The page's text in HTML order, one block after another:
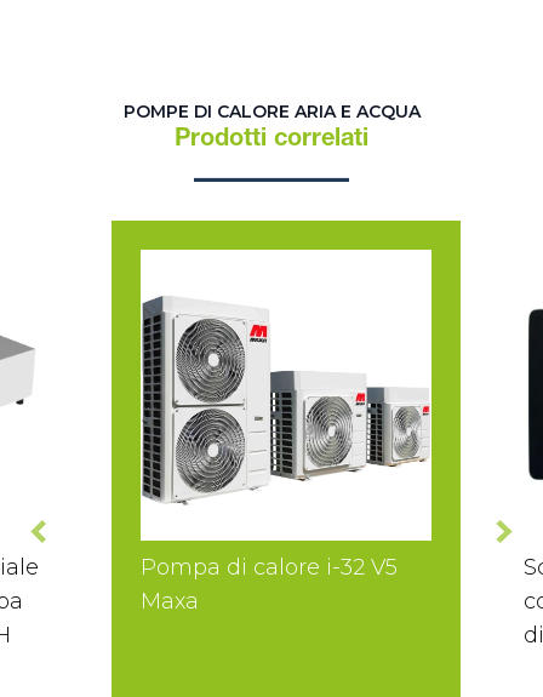
POMPE DI CALORE ARIA E ACQUA
Prodotti correlati
Pompa di calore i-32 V5
Maxa